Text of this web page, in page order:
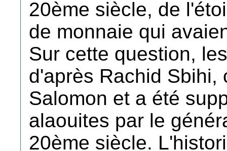
20ème siècle, de
de monnaie qui
Sur cette question,
d'après Rachid Sbihi,
Salomon et a été
alaouites par le
20ème siècle.